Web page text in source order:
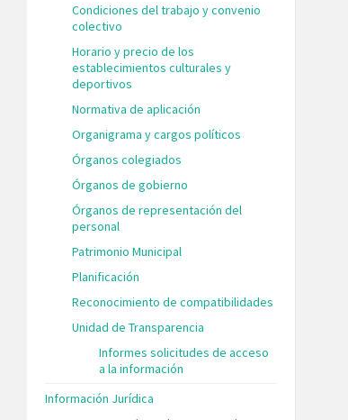
Condiciones del trabajo y convenio
colectivo
Horario y precio de los
establecimientos culturales y
deportivos
Normativa de aplicación
Organigrama y cargos políticos
Órganos colegiados
Órganos de gobierno
Órganos de representación del
personal
Patrimonio Municipal
Planificación
Reconocimiento de compatibilidades
Unidad de Transparencia
Informes solicitudes de acceso
a la información
Información Jurídica